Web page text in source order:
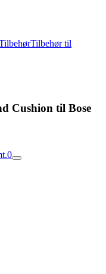
Tilbehør til
Cushion til Bose
0